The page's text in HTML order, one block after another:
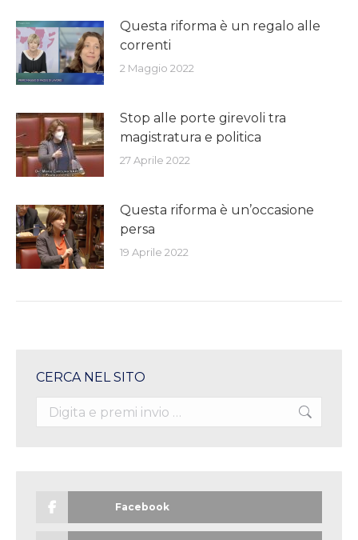
Questa riforma è un regalo alle
correnti
2 Maggio 2022
Stop alle porte girevoli tra
magistratura e politica
27 Aprile 2022
Questa riforma è un’occasione
persa
19 Aprile 2022
CERCA NEL SITO
Search:
Facebook